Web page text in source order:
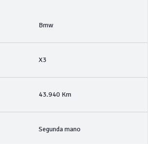
Bmw
X3
43.940 Km
Segunda mano